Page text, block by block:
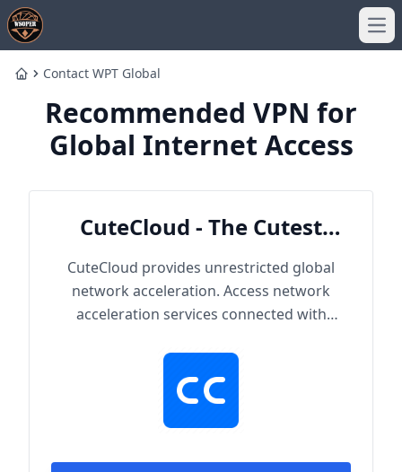
HomeContact WPT Global
Recommended VPN for
Global Internet Access
CuteCloud - The Cutest
Cloud
CuteCloud provides unrestricted global
network acceleration. Access network
acceleration services connected with
With up to 2000Mbps single-line access
capacity and 1000+ high-speed servers
globally, enjoy fast and stable connections
anytime, anywhere.